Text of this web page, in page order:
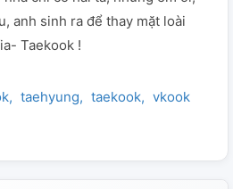
anh sinh ra để thay mặt loài
Taekook !
taehyung taekook vkook